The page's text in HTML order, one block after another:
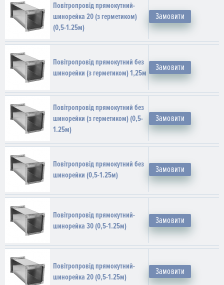
Повітропровід прямокутний-
шинорейка 20 (з герметиком)
(0,5-1.25м)
Замовити
Повітропровід прямокутний без
шинорейки (з герметиком) 1,25м
Замовити
Повітропровід прямокутний без
шинорейки (з герметиком) (0,5-
1.25м)
Замовити
Повітропровід прямокутний без
шинорейки (0,5-1.25м)
Замовити
Повітропровід прямокутний-
шинорейка 30 (0,5-1.25м)
Замовити
Повітропровід прямокутний-
шинорейка 20 (0,5-1.25м)
Замовити